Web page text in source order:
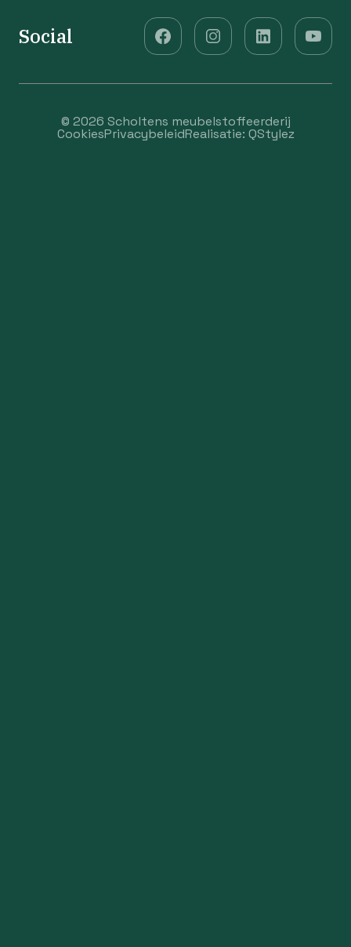
Social
© 2026 Scholtens meubelstoffeerderij
CookiesPrivacybeleidRealisatie: QStylez